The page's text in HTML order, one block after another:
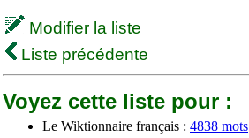
Modifier la liste
Liste précédente
Voyez cette liste pour :
Le Wiktionnaire français : 4838 mots